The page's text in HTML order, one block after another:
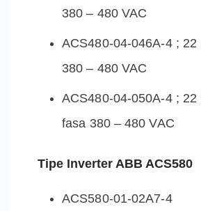
380 – 480 VAC
ACS480-04-046A-4 ; 22
380 – 480 VAC
ACS480-04-050A-4 ; 22
fasa 380 – 480 VAC
Tipe Inverter ABB ACS580
ACS580-01-02A7-4